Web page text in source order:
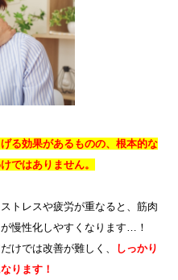
る効果があるものの、根本的な
ではありません。
トレスや疲労が重なると、筋肉
慢性化しやすくなります…！
けでは改善が難しく、
しっかり
ります！